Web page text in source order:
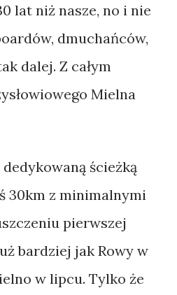
lat niż nasze, no i nie
dmuchańców,
dalej. Z całym
Mielna
ścieżką
30km z minimalnymi
pierwszej
bardziej jak Rowy w
w lipcu. Tylko że